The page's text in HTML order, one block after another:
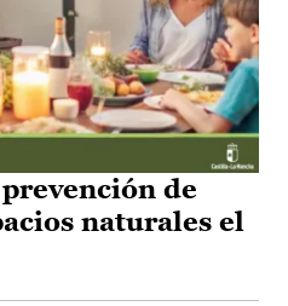
de
naturales el